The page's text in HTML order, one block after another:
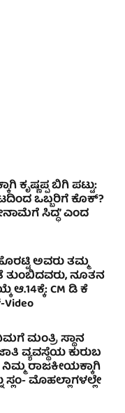
ಕೃಷ್ಣಪ್ಪ ಬಿಗಿ ಪಟ್ಟು:
ಒಬ್ಬರಿಗೆ ಕೊಕ್?
ಸಿದ್ಧ’ ಎಂದ
ಅವರು ತಮ್ಮ
ತುಂಬಿದವರು, ನೂತನ
CM ಡಿ ಕೆ
ಮಂತ್ರಿ ಸ್ಥಾನ
ವ್ಯವಸ್ಥೆಯ ಕುರುಬ
ರಾಜಕೀಯಕ್ಕಾಗಿ
ಮೊಹಲ್ಲಾಗಳಲ್ಲೇ